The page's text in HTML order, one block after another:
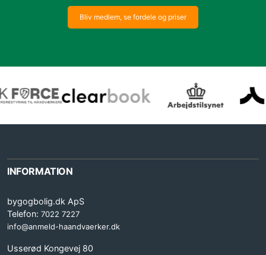
Bliv medlem, se fordele og priser
INFORMATION
bygogbolig.dk ApS
Telefon: 7022 7227
info@anmeld-haandvaerker.dk
Usserød Kongevej 80